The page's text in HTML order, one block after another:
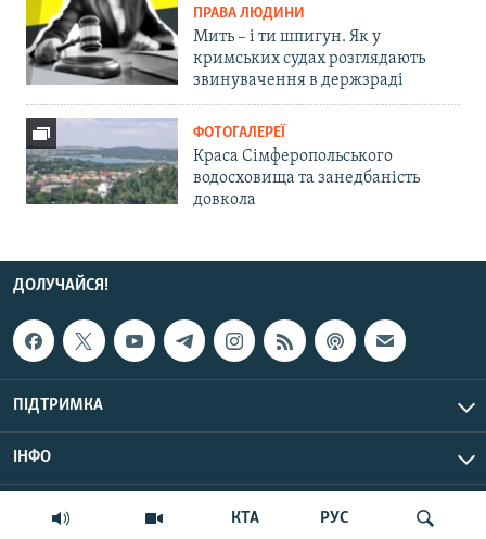
КТА РУС
ПРАВА ЛЮДИНИ
Мить – і ти шпигун. Як у
кримських судах розглядають
звинувачення в держзраді
ФОТОГАЛЕРЕЇ
Краса Сімферопольського
водосховища та занедбаність
довкола
ДОЛУЧАЙСЯ!
ПІДТРИМКА
ІНФО
© Крим.Реалії, 2026 | Усі права застережено.